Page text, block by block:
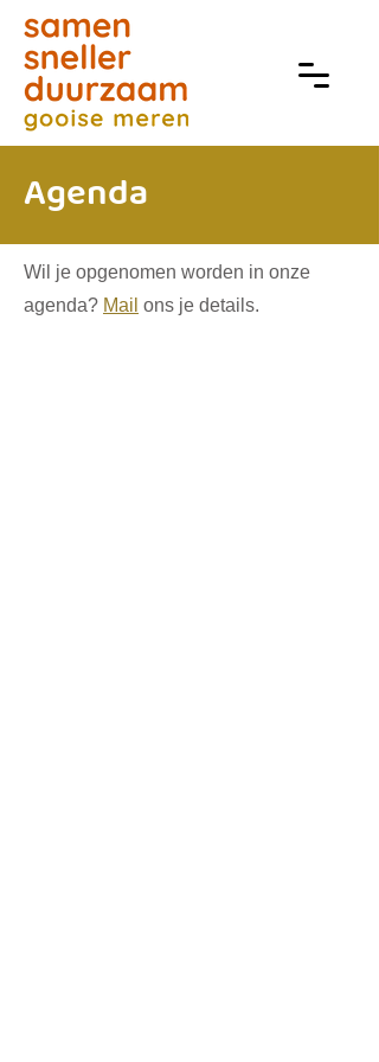
Agenda
Wil je opgenomen worden in onze
agenda? Mail ons je details.